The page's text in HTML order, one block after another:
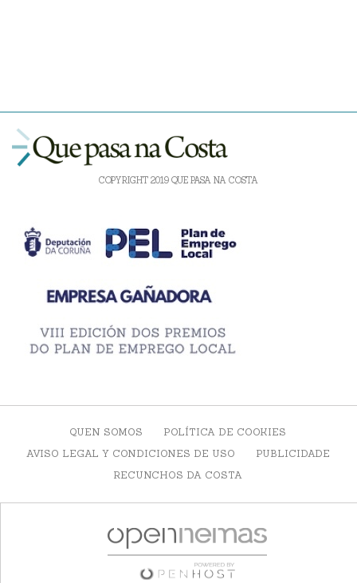
COPYRIGHT 2019 QUE PASA NA COSTA
QUEN SOMOS
POLÍTICA DE COOKIES
AVISO LEGAL Y CONDICIONES DE USO
PUBLICIDADE
RECUNCHOS DA COSTA